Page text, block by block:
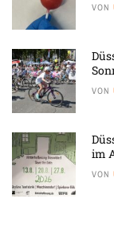
VON
VON
im
VON